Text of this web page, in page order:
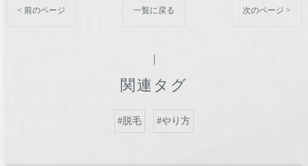
< 前のページ 一覧に戻る 次のページ >
関連タグ
#脱毛 #やり方